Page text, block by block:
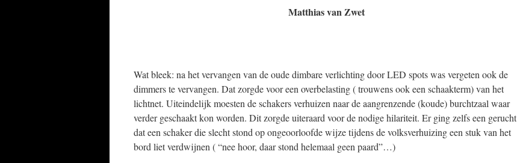
Matthias van Zwet
Wat bleek: na het vervangen van de oude dimbare verlichting door LED spots was vergeten ook de
dimmers te vervangen. Dat zorgde voor een overbelasting ( trouwens ook een schaakterm) van het
lichtnet. Uiteindelijk moesten de schakers verhuizen naar de aangrenzende (koude) burchtzaal waar
verder geschaakt kon worden. Dit zorgde uiteraard voor de nodige hilariteit. Er ging zelfs een gerucht
dat een schaker die slecht stond op ongeoorloofde wijze tijdens de volksverhuizing een stuk van het
bord liet verdwijnen ( “nee hoor, daar stond helemaal geen paard”…)